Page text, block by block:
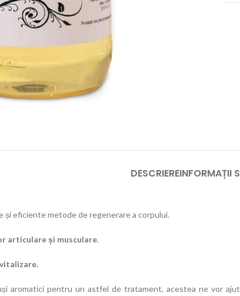
DESCRIEREINFORMAȚII
și eficiente metode de regenerare a corpului.
articulare și musculare.
aromatici pentru un astfel de tratament, acestea ne vor